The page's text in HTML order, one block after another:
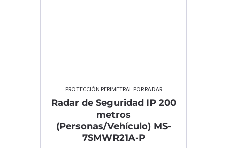
PROTECCIÓN PERIMETRAL POR RADAR
Radar de Seguridad IP 200
metros
(Personas/Vehículo) MS-
7SMWR21A-P